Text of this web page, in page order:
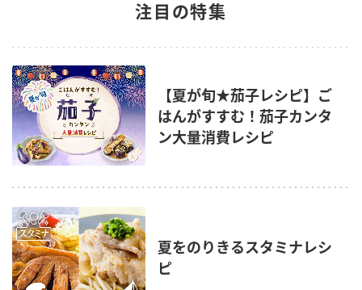
注目の特集
【夏が旬★茄子レシピ】ご
はんがすすむ！茄子カンタ
ン大量消費レシピ
夏をのりきるスタミナレシ
ピ